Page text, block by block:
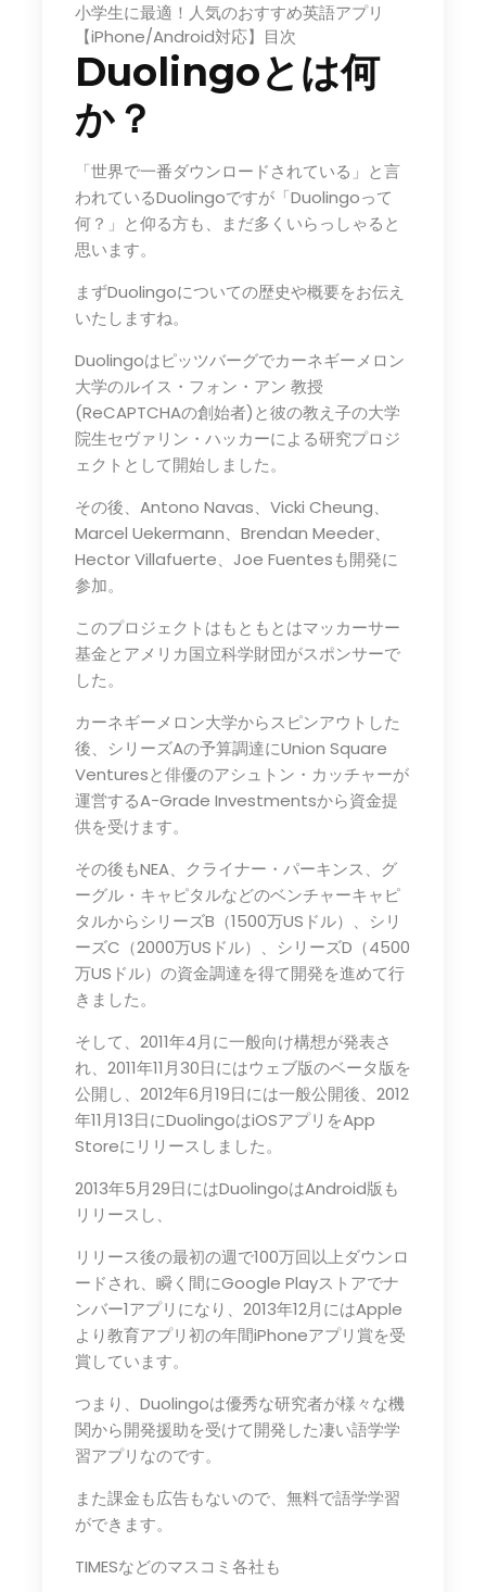
小学生に最適！人気のおすすめ英語アプリ
【iPhone/Android対応】目次
Duolingoとは何
か？
「世界で一番ダウンロードされている」と言
われているDuolingoですが「Duolingoって
何？」と仰る方も、まだ多くいらっしゃると
思います。
まずDuolingoについての歴史や概要をお伝え
いたしますね。
Duolingoはピッツバーグでカーネギーメロン
大学のルイス・フォン・アン 教授
(ReCAPTCHAの創始者)と彼の教え子の大学
院生セヴァリン・ハッカーによる研究プロジ
ェクトとして開始しました。
その後、Antono Navas、Vicki Cheung、
Marcel Uekermann、Brendan Meeder、
Hector Villafuerte、Joe Fuentesも開発に
参加。
このプロジェクトはもともとはマッカーサー
基金とアメリカ国立科学財団がスポンサーで
した。
カーネギーメロン大学からスピンアウトした
後、シリーズAの予算調達にUnion Square
Venturesと俳優のアシュトン・カッチャーが
運営するA-Grade Investmentsから資金提
供を受けます。
その後もNEA、クライナー・パーキンス、グ
ーグル・キャピタルなどのベンチャーキャピ
タルからシリーズB（1500万USドル）、シリ
ーズC（2000万USドル）、シリーズD（4500
万USドル）の資金調達を得て開発を進めて行
きました。
そして、2011年4月に一般向け構想が発表さ
れ、2011年11月30日にはウェブ版のベータ版を
公開し、2012年6月19日には一般公開後、2012
年11月13日にDuolingoはiOSアプリをApp
Storeにリリースしました。
2013年5月29日にはDuolingoはAndroid版も
リリースし、
リリース後の最初の週で100万回以上ダウンロ
ードされ、瞬く間にGoogle Playストアでナ
ンバー1アプリになり、2013年12月にはApple
より教育アプリ初の年間iPhoneアプリ賞を受
賞しています。
つまり、Duolingoは優秀な研究者が様々な機
関から開発援助を受けて開発した凄い語学学
習アプリなのです。
また課金も広告もないので、無料で語学学習
ができます。
TIMESなどのマスコミ各社も